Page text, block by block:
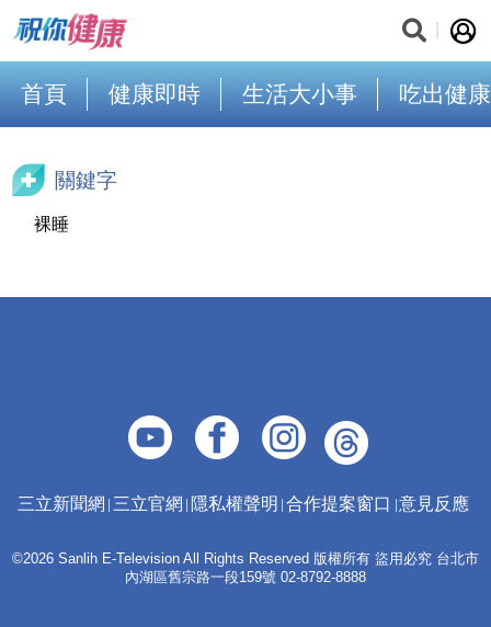
首頁 健康即時 生活大小事 吃出健康
關鍵字
裸睡
三立新聞網 三立官網 隱私權聲明 合作提案窗口 意見反應
©2026 Sanlih E-Television All Rights Reserved 版權所有 盜用必究 台北市
內湖區舊宗路一段159號 02-8792-8888